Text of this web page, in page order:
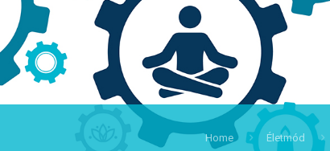
Home Életmód